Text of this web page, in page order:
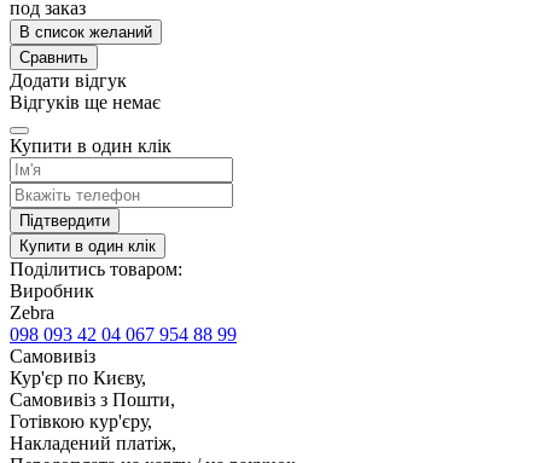
под заказ
В список желаний
Сравнить
Додати відгук
Відгуків ще немає
Купити в один клік
Підтвердити
Купити в один клік
Поділитись товаром:
Виробник
Zebra
098 093 42 04 067 954 88 99
Самовивіз
Кур'єр по Києву,
Самовивіз з Пошти,
Готівкою кур'єру,
Накладений платіж,